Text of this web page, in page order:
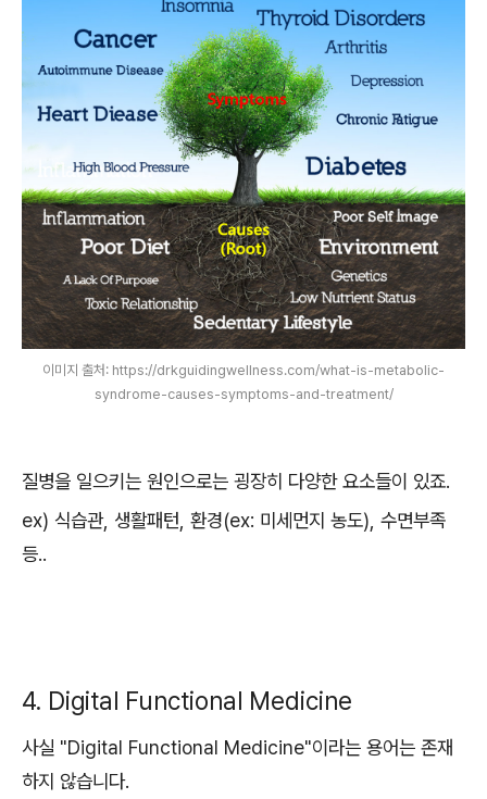
이미지 출처: https://drkguidingwellness.com/what-is-metabolic-
syndrome-causes-symptoms-and-treatment/
질병을 일으키는 원인으로는 굉장히 다양한 요소들이 있죠.
ex) 식습관, 생활패턴, 환경(ex: 미세먼지 농도), 수면부족
등..
4. Digital Functional Medicine
사실 "Digital Functional Medicine"이라는 용어는 존재
하지 않습니다.